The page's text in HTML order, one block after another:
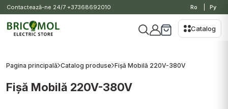
Contactează-ne 24/7 +37368692010 Ro Ру
Catalog
Pagina principală Catalog produse Fișă Mobilă 220V-380V
Fișă Mobilă 220V-380V